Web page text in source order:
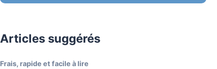
Articles suggérés
Frais, rapide et facile à lire